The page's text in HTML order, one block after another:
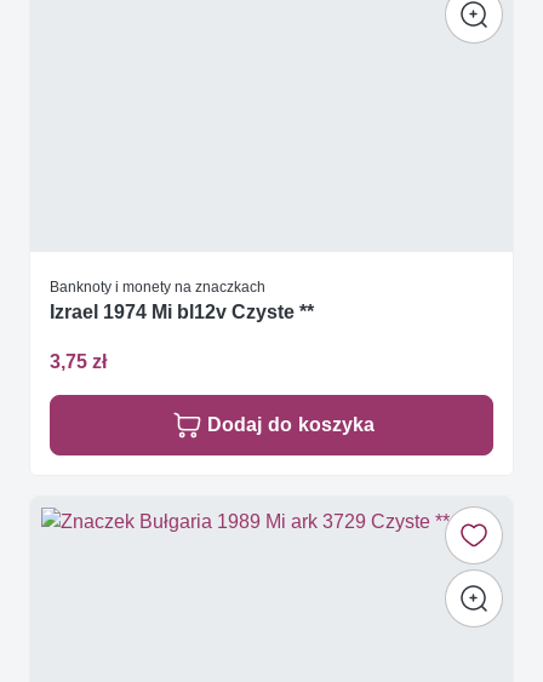
Banknoty i monety na znaczkach
Izrael 1974 Mi bl12v Czyste **
3,75 zł
Dodaj do koszyka